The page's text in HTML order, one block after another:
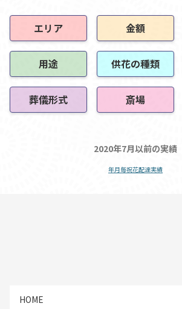
エリア 金額
用途 供花の種類
葬儀形式 斎場
2020年7月以前の実績
年月毎祝花配達実績
HOME